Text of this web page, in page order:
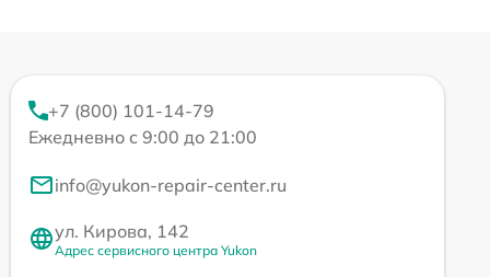
+7 (800) 101-14-79
Ежедневно с 9:00 до 21:00
info@yukon-repair-center.ru
ул. Кирова, 142
Адрес сервисного центра Yukon